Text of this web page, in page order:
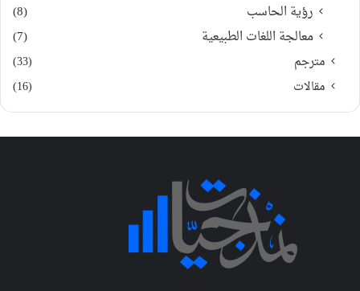
رؤية الحاسب
(8)
معالجة اللغات الطبيعية
(7)
مترجم
(33)
مقالات
(16)